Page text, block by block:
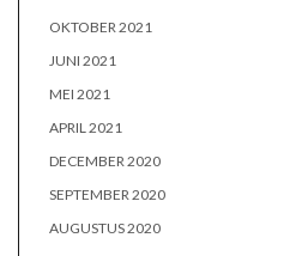
OKTOBER 2021
JUNI 2021
MEI 2021
APRIL 2021
DECEMBER 2020
SEPTEMBER 2020
AUGUSTUS 2020